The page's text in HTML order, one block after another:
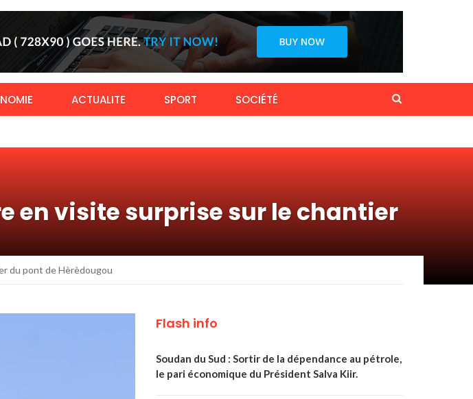
ACTUALITE SPORT SOCIÉTÉ
en visite surprise sur le chantier
du pont de Hèrèdougou
Flash info
Soudan du Sud : Sortir de la dépendance au pétrole,
le pari économique du Président Salva Kiir.